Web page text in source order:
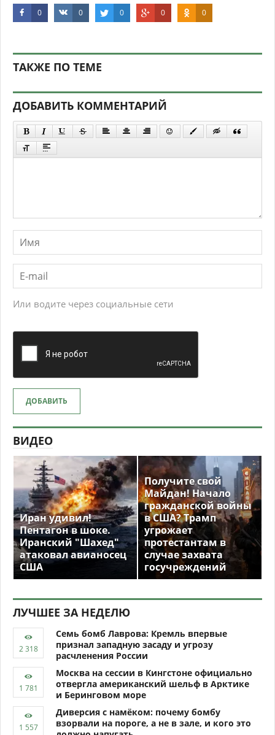
0 0 0 0 0
ТАКЖЕ ПО ТЕМЕ
ДОБАВИТЬ КОММЕНТАРИЙ
Или водите через социальные сети
ДОБАВИТЬ
ВИДЕО
Иран удивил!
Пентагон в шоке.
Иранский "Шахед"
атаковал авианосец
США
Получите свой
Майдан! Начало
гражданской войны
в США? Трамп
угрожает
протестантам в
случае захвата
госучреждений
ЛУЧШЕЕ ЗА НЕДЕЛЮ
Семь бомб Лаврова: Кремль впервые
признал западную засаду и угрозу
расчленения России
Москва на сессии в Кингстоне официально
отвергла американский шельф в Арктике
и Беринговом море
Диверсия с намёком: почему бомбу
взорвали на пороге, а не в зале, и кого это